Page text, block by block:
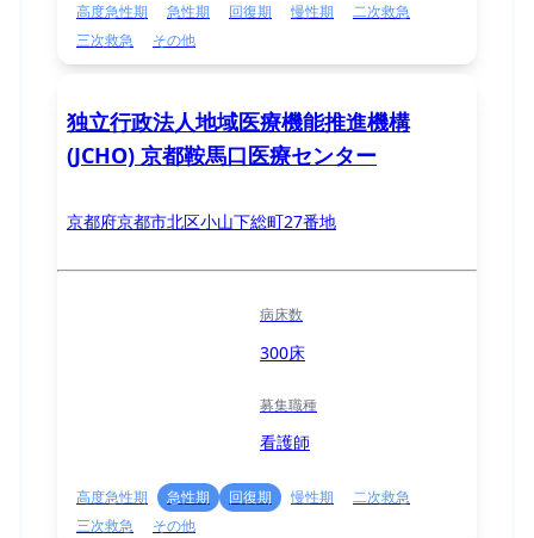
高度急性期 急性期 回復期 慢性期
二次救急
三次救急
その他
独立行政法人地域医療機能推進機構
(JCHO) 京都鞍馬口医療センター
京都府京都市北区小山下総町27番地
病床数
300床
募集職種
看護師
高度急性期 急性期 回復期 慢性期
二次救急
三次救急
その他